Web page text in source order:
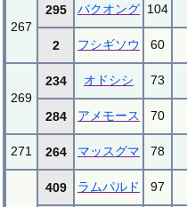
267
295 バクオング 104
2 フシギソウ 60
269
234 オドシシ 73
284 アメモース 70
271 264 マッスグマ 78
409 ラムパルド 97